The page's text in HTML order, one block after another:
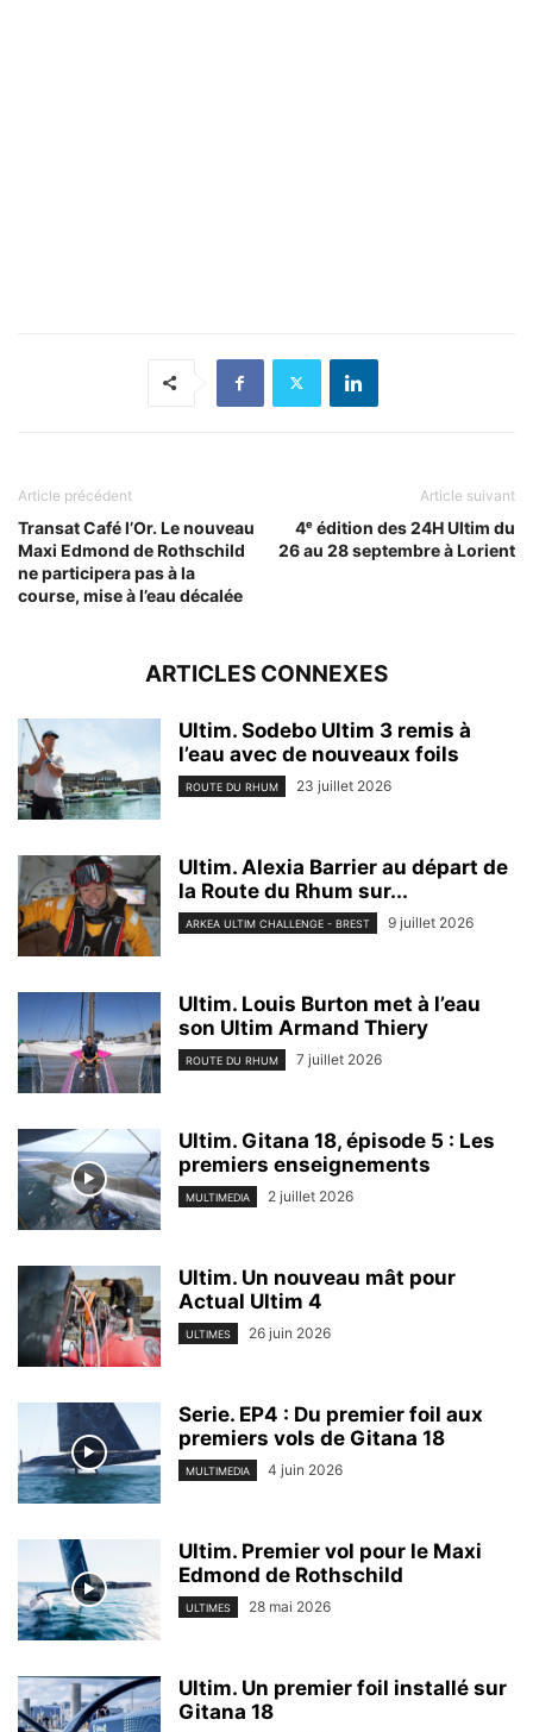
Article précédent
Transat Café l’Or. Le nouveau
Maxi Edmond de Rothschild
ne participera pas à la
course, mise à l’eau décalée
Article suivant
4ᵉ édition des 24H Ultim du
26 au 28 septembre à Lorient
ARTICLES CONNEXES
Ultim. Sodebo Ultim 3 remis à
l’eau avec de nouveaux foils
ROUTE DU RHUM 23 juillet 2026
Ultim. Alexia Barrier au départ de
la Route du Rhum sur...
ARKEA ULTIM CHALLENGE - BREST 9 juillet 2026
Ultim. Louis Burton met à l’eau
son Ultim Armand Thiery
ROUTE DU RHUM 7 juillet 2026
Ultim. Gitana 18, épisode 5 : Les
premiers enseignements
MULTIMEDIA 2 juillet 2026
Ultim. Un nouveau mât pour
Actual Ultim 4
ULTIMES 26 juin 2026
Serie. EP4 : Du premier foil aux
premiers vols de Gitana 18
MULTIMEDIA 4 juin 2026
Ultim. Premier vol pour le Maxi
Edmond de Rothschild
ULTIMES 28 mai 2026
Ultim. Un premier foil installé sur
Gitana 18